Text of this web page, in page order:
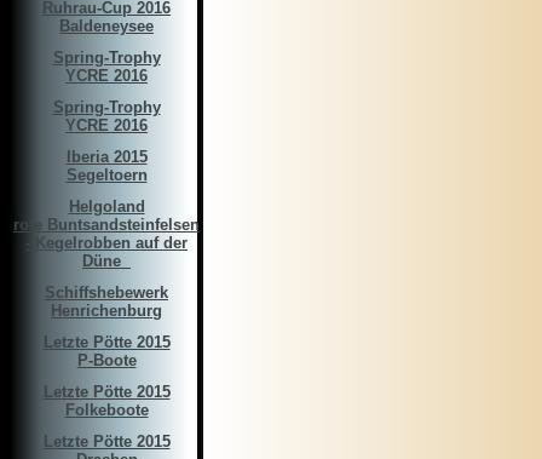
Ruhrau-Cup 2016
Baldeneysee
Spring-Trophy
YCRE 2016
Spring-Trophy
YCRE 2016
Iberia 2015
Segeltoern
Helgoland
rote Buntsandsteinfelsen
- Kegelrobben auf der
Düne ­­­ ­
Schiffshebewerk
Henrichenburg
Letzte Pötte 2015
P-Boote
Letzte Pötte 2015
Folkeboote
Letzte Pötte 2015